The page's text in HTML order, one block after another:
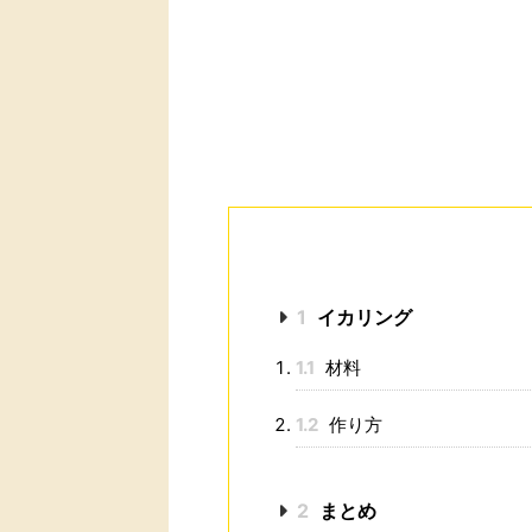
1 イカリング
1.1 材料
1.2 作り方
2 まとめ